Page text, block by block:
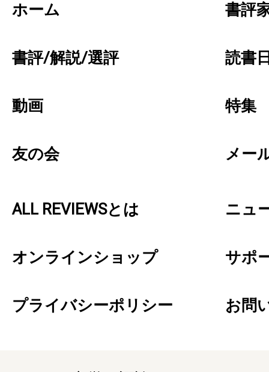
ホーム 書評
書評/解説/選評 読書
動画 特集
友の会 メー
ALL REVIEWSとは ニュ
オンラインショップ サポ
プライバシーポリシー お問